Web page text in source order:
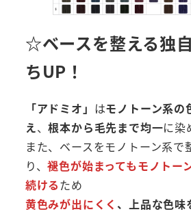
☆ベースを整える独
ちUP！
「アドミオ」 はモノトーン系の
え、根本から毛先まで均一に染
また、ベースをモノトーン系で
り、褪色が始まってもモノトー
続けるため
黄色みが出にくく、上品な色味